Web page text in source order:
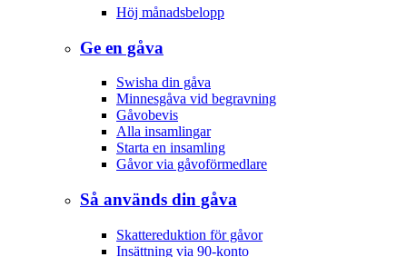
Höj månadsbelopp
Ge en gåva
Swisha din gåva
Minnesgåva vid begravning
Gåvobevis
Alla insamlingar
Starta en insamling
Gåvor via gåvoförmedlare
Så används din gåva
Skattereduktion för gåvor
Insättning via 90-konto